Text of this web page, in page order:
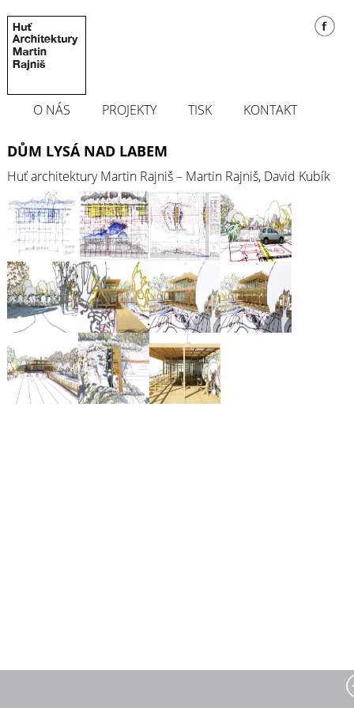
O NÁS PROJEKTY TISK KONTAKT
DŮM LYSÁ NAD LABEM
Huť architektury Martin Rajniš – Martin Rajniš, David Kubík